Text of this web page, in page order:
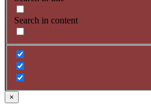
Search in content
×